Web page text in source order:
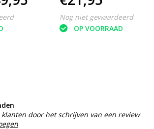
Nog niet gewaardeerd
OP VOORRAAD
door het schrijven van een review